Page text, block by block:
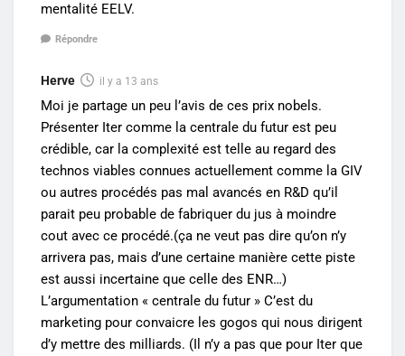
mentalité EELV.
Répondre
Herve il y a 13 ans
Moi je partage un peu l’avis de ces prix nobels.
Présenter Iter comme la centrale du futur est peu
crédible, car la complexité est telle au regard des
technos viables connues actuellement comme la GIV
ou autres procédés pas mal avancés en R&D qu’il
parait peu probable de fabriquer du jus à moindre
cout avec ce procédé.(ça ne veut pas dire qu’on n’y
arrivera pas, mais d’une certaine manière cette piste
est aussi incertaine que celle des ENR…)
L’argumentation « centrale du futur » C’est du
marketing pour convaicre les gogos qui nous dirigent
d’y mettre des milliards. (Il n’y a pas que pour Iter que